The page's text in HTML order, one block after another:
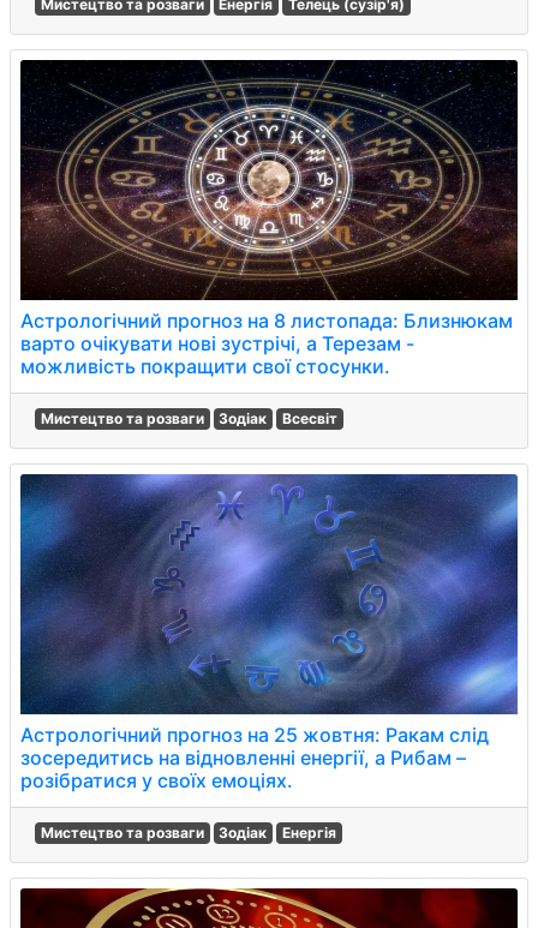
Мистецтво та розваги Енергія Телець (сузір'я)
Астрологічний прогноз на 8 листопада: Близнюкам
варто очікувати нові зустрічі, а Терезам -
можливість покращити свої стосунки.
Мистецтво та розваги Зодіак Всесвіт
Астрологічний прогноз на 25 жовтня: Ракам слід
зосередитись на відновленні енергії, а Рибам –
розібратися у своїх емоціях.
Мистецтво та розваги Зодіак Енергія